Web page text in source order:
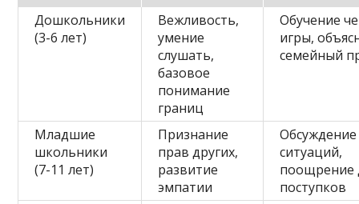
Дошкольники
(3-6 лет)
Вежливость,
умение
слушать,
базовое
понимание
границ
Обучение
игры,
семейный
Младшие
школьники
(7-11 лет)
Признание
прав других,
развитие
эмпатии
Обсуждение
ситуаций,
поощрение
поступков